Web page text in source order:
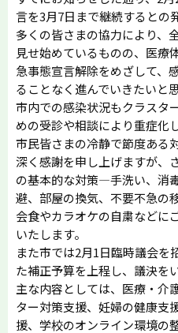
言を3月7日まで継続するとの
多くの皆さまの協力により、
見せ始めているものの、医療
急事態宣言解除をめざして、
ることなく進んでいきたいと
市内での感染状況もクラスタ
めの受診や相談により重症化
市民皆さまの冷静で節度ある
深く感謝を申し上げますが、
の基本的な対策―手洗い、消
避、部屋の換気、不要不急の
会食やカラオケの自粛などに
いたします。
また市では2月1日臨時議会を
た補正予算を上程し、議決を
主な内容としては、医療・介
ター対策支援、妊婦の健康支
援、学校のオンライン環境の